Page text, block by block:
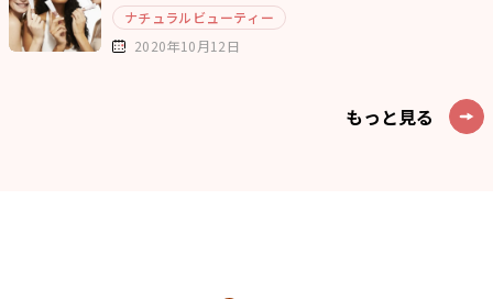
ナチュラルビューティー
2020年10月12日
もっと見る